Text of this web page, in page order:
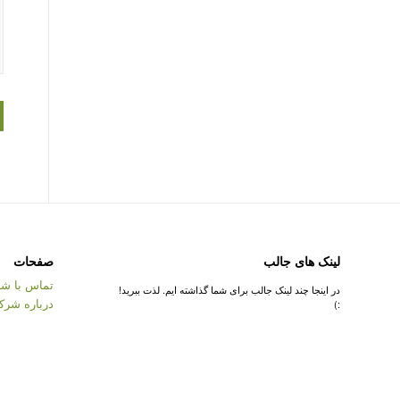
لینک های جالب
در اینجا چند لینک جالب برای شما گذاشته ایم. لذت ببرید!
:)
صفحات
تماس با
درباره